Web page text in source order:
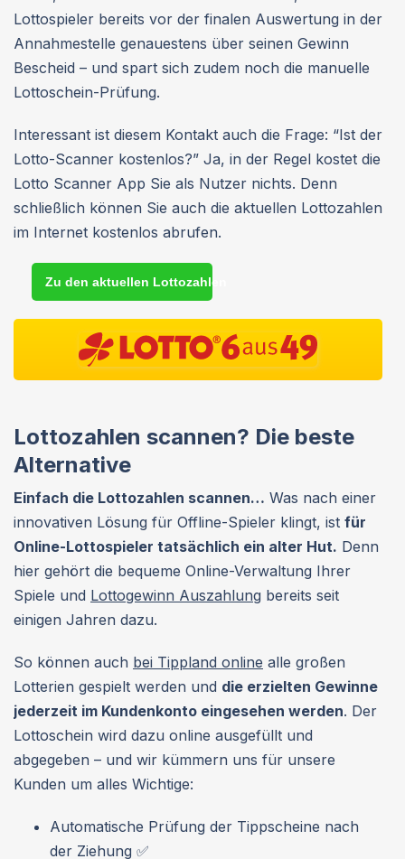
Lottospieler bereits vor der finalen Auswertung in der
Annahmestelle genauestens über seinen Gewinn
Bescheid – und spart sich zudem noch die manuelle
Lottoschein-Prüfung.
Interessant ist diesem Kontakt auch die Frage: “Ist der
Lotto-Scanner kostenlos?” Ja, in der Regel kostet die
Lotto Scanner App Sie als Nutzer nichts. Denn
schließlich können Sie auch die aktuellen Lottozahlen
im Internet kostenlos abrufen.
Zu den aktuellen Lottozahlen
Lottozahlen scannen? Die beste
Alternative
Einfach die Lottozahlen scannen… Was nach einer
innovativen Lösung für Offline-Spieler klingt, ist für
Online-Lottospieler tatsächlich ein alter Hut. Denn
hier gehört die bequeme Online-Verwaltung Ihrer
Spiele und Lottogewinn Auszahlung bereits seit
einigen Jahren dazu.
So können auch bei Tippland online alle großen
Lotterien gespielt werden und die erzielten Gewinne
jederzeit im Kundenkonto eingesehen werden. Der
Lottoschein wird dazu online ausgefüllt und
abgegeben – und wir kümmern uns für unsere
Kunden um alles Wichtige:
Automatische Prüfung der Tippscheine nach
der Ziehung ✅